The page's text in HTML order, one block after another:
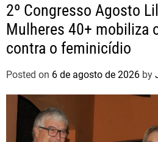
2º Congresso Agosto
Mulheres 40+ mobiliza
contra o feminicídio
Posted on 6 de agosto de 2026 by